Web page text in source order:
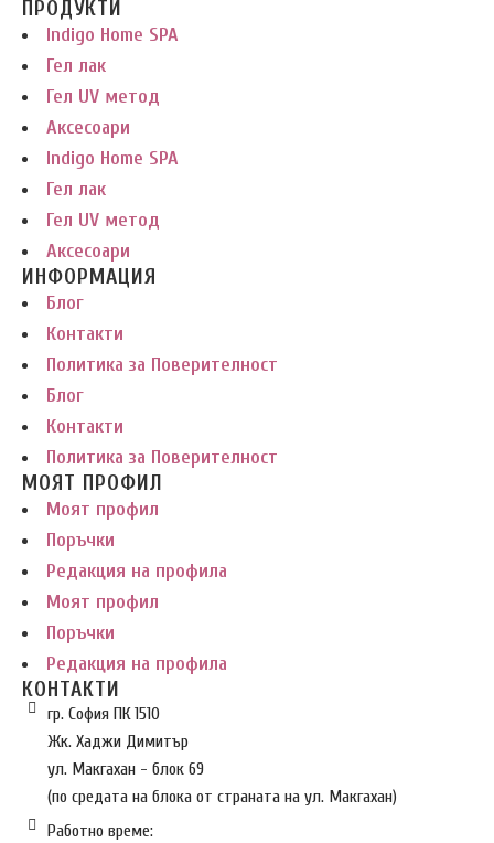
ПРОДУКТИ
Indigo Home SPA
Гел лак
Гел UV метод
Аксесоари
Indigo Home SPA
Гел лак
Гел UV метод
Аксесоари
ИНФОРМАЦИЯ
Блог
Контакти
Политика за Поверителност
Блог
Контакти
Политика за Поверителност
МОЯТ ПРОФИЛ
Моят профил
Поръчки
Редакция на профила
Моят профил
Поръчки
Редакция на профила
КОНТАКТИ
гр. София ПК 1510
Жк. Хаджи Димитър
ул. Макгахан - блок 69
(по средата на блока от страната на ул. Макгахан)
Работно време: